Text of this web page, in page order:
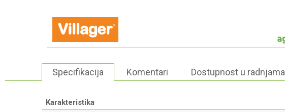
Specifikacija Komentari Dostupnost u radnjama
Karakteristika